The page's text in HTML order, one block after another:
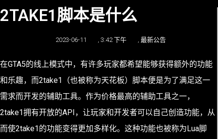
2TAKE1脚本是什么
2023-06-11 3:42 下午 最新公告
在GTA5的线上模式中，有许多玩家都希望能够获得额外的功能
和乐趣，而2take1（也被称为天花板）脚本便是为了满足这一
需求而开发的辅助工具。作为价格最高的辅助工具之一，
2take1拥有开放的API，让玩家和开发者可以自己创造功能，从
而使2take1的功能变得更加多样化。这种功能也被称为Lua脚